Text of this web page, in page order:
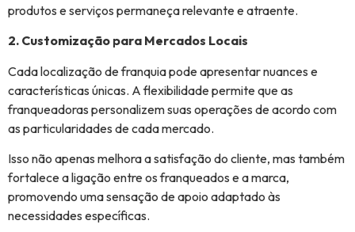
produtos e serviços permaneça relevante e atraente.
2. Customização para Mercados Locais
Cada localização de franquia pode apresentar nuances e
características únicas. A flexibilidade permite que as
franqueadoras personalizem suas operações de acordo com
as particularidades de cada mercado.
Isso não apenas melhora a satisfação do cliente, mas também
fortalece a ligação entre os franqueados e a marca,
promovendo uma sensação de apoio adaptado às
necessidades específicas.